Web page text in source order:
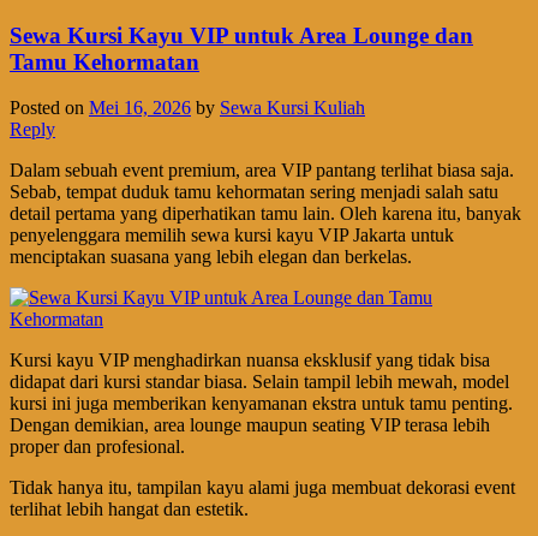
Sewa Kursi Kayu VIP untuk Area Lounge dan
Tamu Kehormatan
Posted on Mei 16, 2026 by Sewa Kursi Kuliah
Reply
Dalam sebuah event premium, area VIP pantang terlihat biasa saja.
Sebab, tempat duduk tamu kehormatan sering menjadi salah satu
detail pertama yang diperhatikan tamu lain. Oleh karena itu, banyak
penyelenggara memilih sewa kursi kayu VIP Jakarta untuk
menciptakan suasana yang lebih elegan dan berkelas.
Kursi kayu VIP menghadirkan nuansa eksklusif yang tidak bisa
didapat dari kursi standar biasa. Selain tampil lebih mewah, model
kursi ini juga memberikan kenyamanan ekstra untuk tamu penting.
Dengan demikian, area lounge maupun seating VIP terasa lebih
proper dan profesional.
Tidak hanya itu, tampilan kayu alami juga membuat dekorasi event
terlihat lebih hangat dan estetik.